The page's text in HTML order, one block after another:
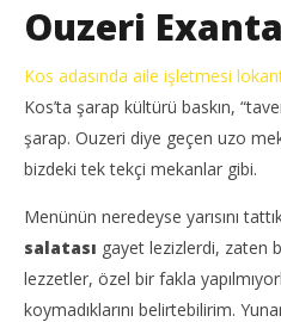
Ouzeri
Kos adasında aile işletmesi
Kos’ta şarap kültürü baskın,
şarap. Ouzeri diye geçen uzo
bizdeki tek tekçi mekanlar gibi.
Menünün neredeyse yarısını
salatası gayet lezizlerdi, zaten
lezzetler, özel bir fakla
koymadıklarını belirtebilirim.